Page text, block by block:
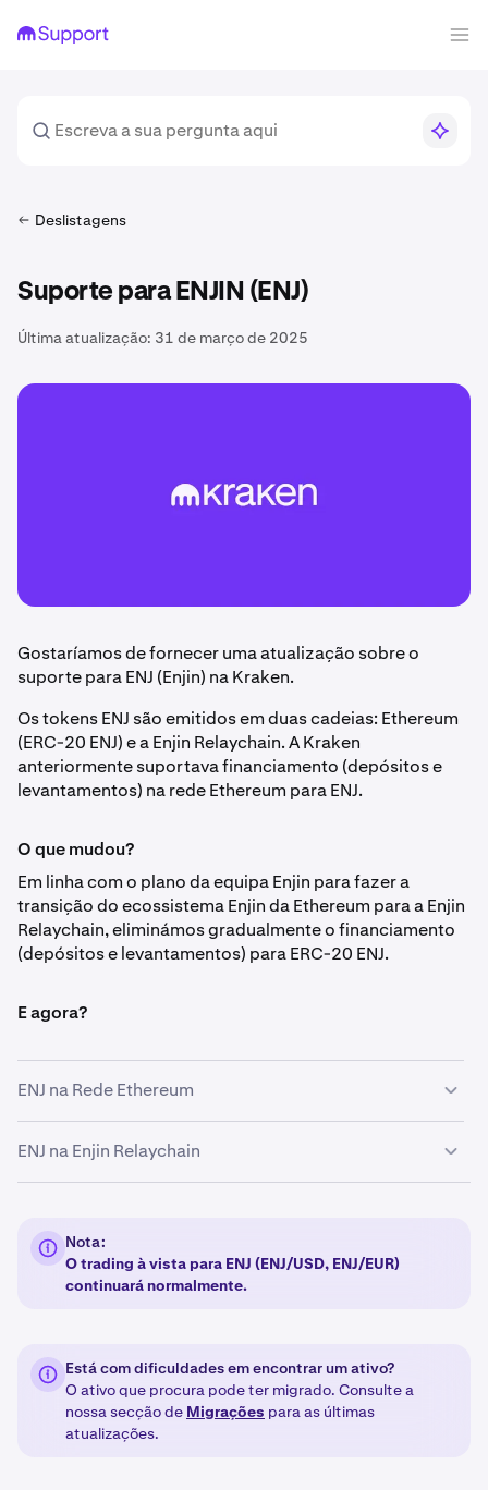
Deslistagens
Suporte para ENJIN (ENJ)
Última atualização: 31 de março de 2025
Gostaríamos de fornecer uma atualização sobre o
suporte para ENJ (Enjin) na Kraken.
Os tokens ENJ são emitidos em duas cadeias: Ethereum
(ERC-20 ENJ) e a Enjin Relaychain. A Kraken
anteriormente suportava financiamento (depósitos e
levantamentos) na rede Ethereum para ENJ.
O que mudou?
Em linha com o plano da equipa Enjin para fazer a
transição do ecossistema Enjin da Ethereum para a Enjin
Relaychain, eliminámos gradualmente o financiamento
(depósitos e levantamentos) para ERC-20 ENJ.
E agora?
ENJ na Rede Ethereum
A10 de dezembro de 2024, às 09:00 UTC
suspendemos os depósitos e levantamentos para ERC-
20 ENJ.
ENJ na Enjin Relaychain
levantamentos para ENJ na Enjin Relaychain.
Nota:
O trading à vista para ENJ (ENJ/USD, ENJ/EUR)
continuará normalmente.
Está com dificuldades em encontrar um ativo?
O ativo que procura pode ter migrado. Consulte a
nossa secção de Migrações para as últimas
atualizações.